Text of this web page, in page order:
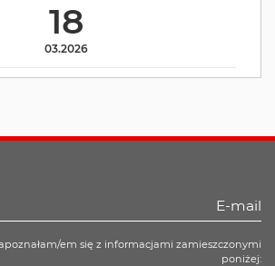
18
03.2026
em się z informacjami zamieszczonymi
poniżej: